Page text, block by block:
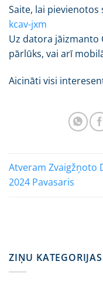
Saite, lai pievienotos
kcav-jxm
Uz datora jāizmanto
pārlūks, vai arī
Aicināti visi
Atveram Zvaigžņoto
2024 Pavasaris
ZIŅU KATEGORIJAS